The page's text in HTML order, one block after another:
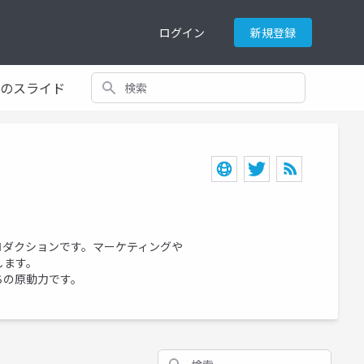
ログイン 新規登録
スライド 検索
クションです。マーケティングや
す。
原動力です。
検索